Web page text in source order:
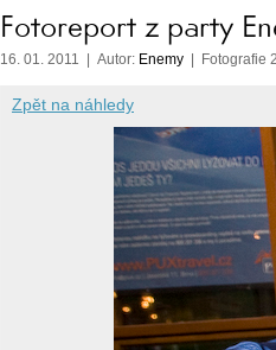
Fotoreport z party
16. 01. 2011 | Autor: Enemy | Fotografie
Zpět na náhledy